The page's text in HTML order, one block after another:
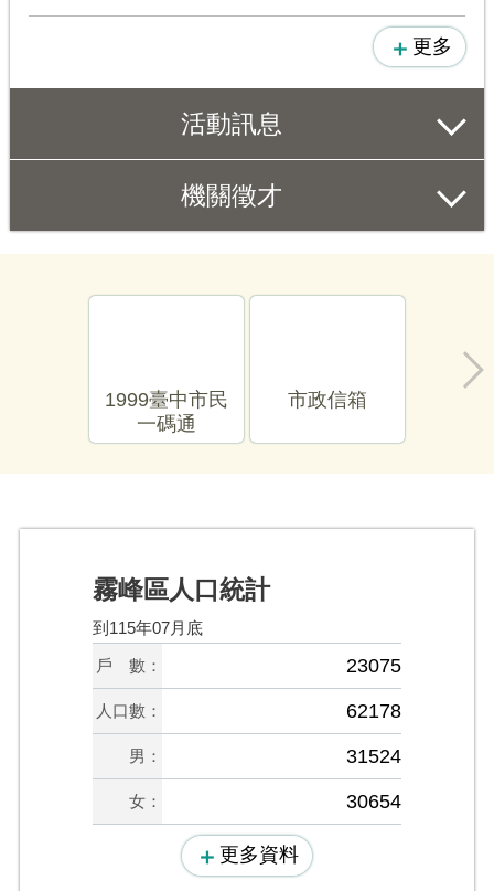
更多
活動訊息
機關徵才
1999臺中市民
一碼通
市政信箱
霧峰區人口統計
到115年07月底
戶 數：
23075
人口數： 62178
男： 31524
女： 30654
更多資料